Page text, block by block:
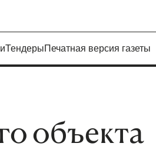
ТендерыПечатная версия газеты
объекта